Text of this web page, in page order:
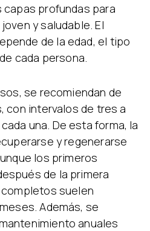
profundas para
y saludable. El
de la edad, el tipo
cada persona.
se recomiendan de
con intervalos de tres a
una. De esta forma, la
y regenerarse
los primeros
de la primera
suelen
Además, se
anuales